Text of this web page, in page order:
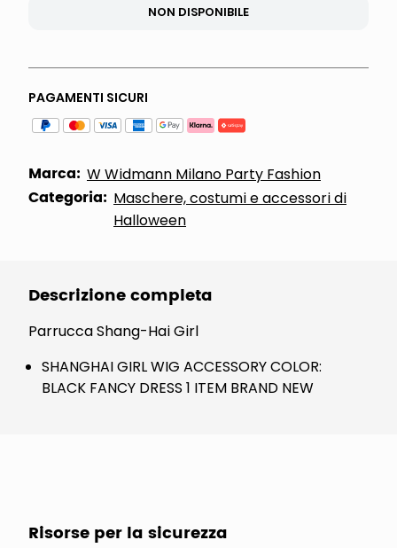
NON DISPONIBILE
PAGAMENTI SICURI
Marca: W Widmann Milano Party Fashion
Categoria: Maschere, costumi e accessori di
Halloween
Descrizione completa
Parrucca Shang-Hai Girl
SHANGHAI GIRL WIG ACCESSORY COLOR:
BLACK FANCY DRESS 1 ITEM BRAND NEW
Risorse per la sicurezza